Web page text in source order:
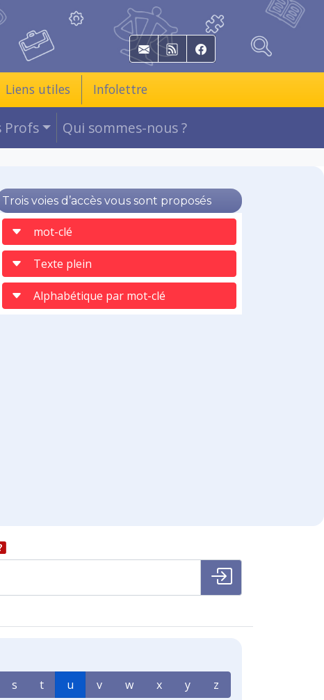
E-mail RSS Facebook
Liens utiles Infolettre
Profs Qui sommes-nous ?
Trois voies d’accès vous sont proposés
mot-clé
Texte plein
Alphabétique par mot-clé
s t u v w x y z